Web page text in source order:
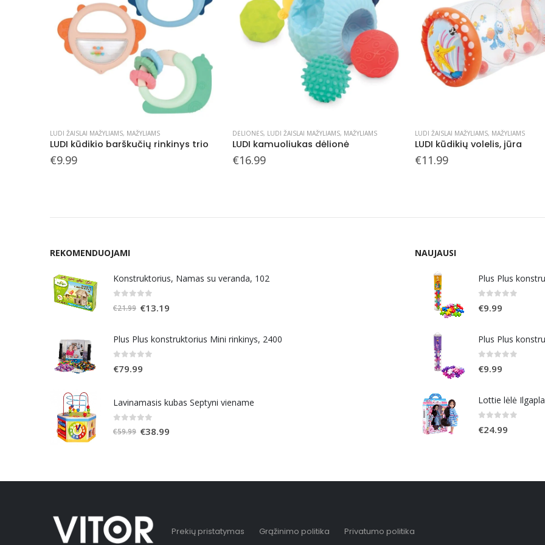
DĖLIONĖS,LUDI ŽAISLAI MAŽYLIAMS,
LUDI kamuoliukas dėlionė
€16.99
LUDI ŽAISLAI MAŽYLIAMS ,MAŽYLIAMS
LUDI kūdikių volelis, jūra
€11.99
LUDI ŽAISLAI MAŽYLIAMS, MAŽYLIAMS
€7.99
REKOMENDUOJAMI
Konstruktorius, Namas su veranda, 102
€21.99 Original
€13.19
Plus Plus konstruktorius Mini rinkinys, 2400
€79.99
Lavinamasis kubas Septyni viename
€59.99 Original
€38.99
NAUJAUSI
Plus Plus
€9.99
Plus Plus
€9.99
Lottie lėlė
€24.99
Prekių pristatymas Grąžinimo politika Privatumo politika